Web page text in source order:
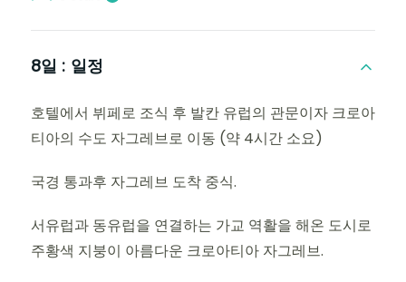
8일 : 일정
호텔에서 뷔페로 조식 후 발칸 유럽의 관문이자 크로아
티아의 수도 자그레브로 이동 (약 4시간 소요)
국경 통과후 자그레브 도착 중식.
서유럽과 동유럽을 연결하는 가교 역활을 해온 도시로
주황색 지붕이 아름다운 크로아티아 자그레브.